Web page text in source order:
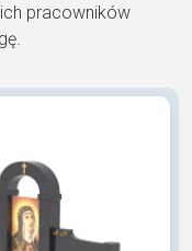
pracowników